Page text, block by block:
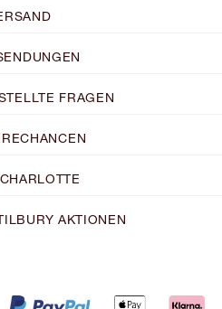
FRAGEN
AKTIONEN